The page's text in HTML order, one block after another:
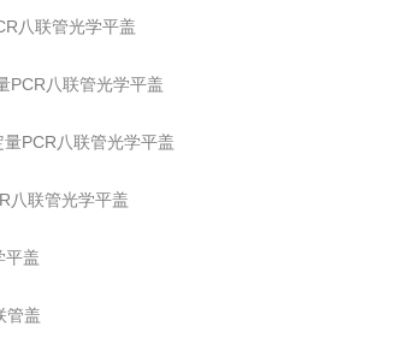
八联管光学平盖
PCR八联管光学平盖
PCR八联管光学平盖
八联管光学平盖
平盖
管盖